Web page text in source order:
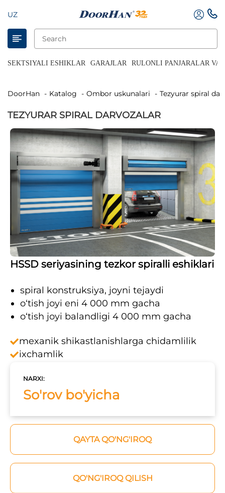
UZ
SEKTSIYALI ESHIKLAR GARAJLAR RULONLI PANJARALAR VA
DoorHan Katalog Ombor uskunalari Tezyurar spiral
TEZYURAR SPIRAL DARVOZALAR
HSSD seriyasining tezkor spiralli eshiklari
spiral konstruksiya, joyni tejaydi
o‘tish joyi eni 4 000 mm gacha
o‘tish joyi balandligi 4 000 mm gacha
mexanik shikastlanishlarga chidamlilik
ixchamlik
NARXI:
So'rov bo'yicha
QAYTA QO'NG'IROQ
QO'NG'IROQ QILISH